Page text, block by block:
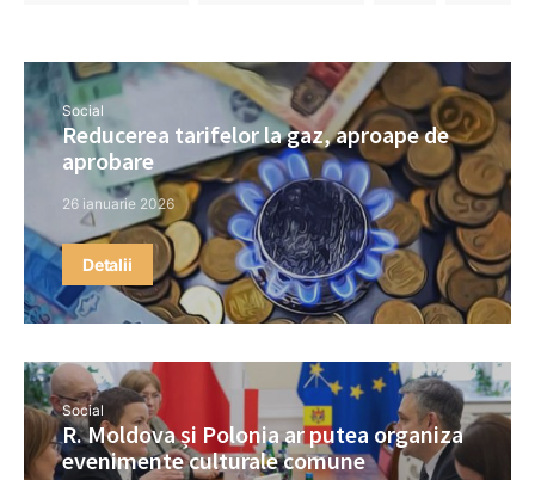
Social
Reducerea tarifelor la gaz, aproape de
aprobare
26 ianuarie 2026
Detalii
Social
R. Moldova și Polonia ar putea organiza
evenimente culturale comune